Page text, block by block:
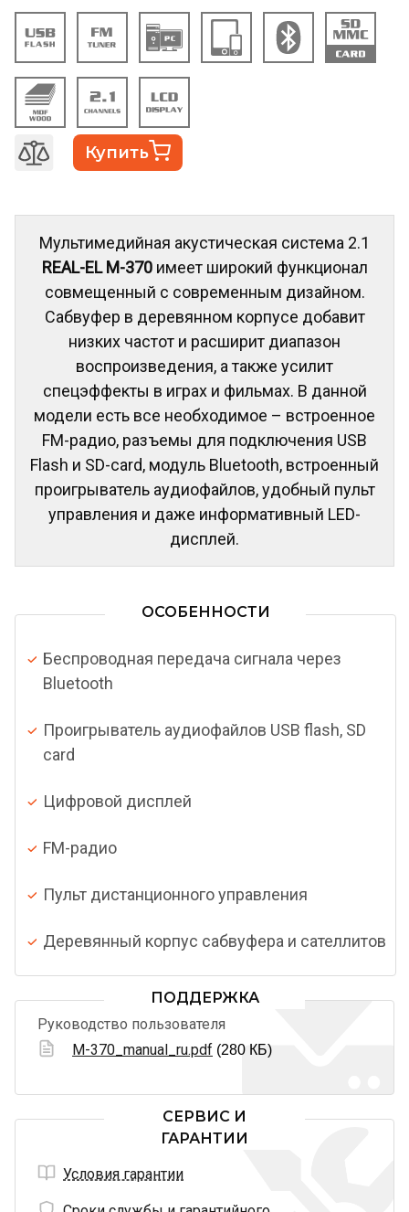
Купить
Мультимедийная акустическая система 2.1
REAL-EL M-370имеет широкий функционал
совмещенный с современным дизайном.
Сабвуфер в деревянном корпусе добавит
низких частот и расширит диапазон
воспроизведения, а также усилит
спецэффекты в играх и фильмах. В данной
модели есть все необходимое – встроенное
FM-радио, разъемы для подключения USB
Flash и SD-card, модуль Bluetooth, встроенный
проигрыватель аудиофайлов, удобный пульт
управления и даже информативный LED-
дисплей.
ОСОБЕННОСТИ
Беспроводная передача сигнала через
Bluetooth
Проигрыватель аудиофайлов USB flash, SD
card
Цифровой дисплей
FM-радио
Пульт дистанционного управления
Деревянный корпус сабвуфера и сателлитов
ПОДДЕРЖКА
Руководство пользователя
M-370_manual_ru.pdf (280 КБ)
СЕРВИС И
ГАРАНТИИ
Условия гарантии